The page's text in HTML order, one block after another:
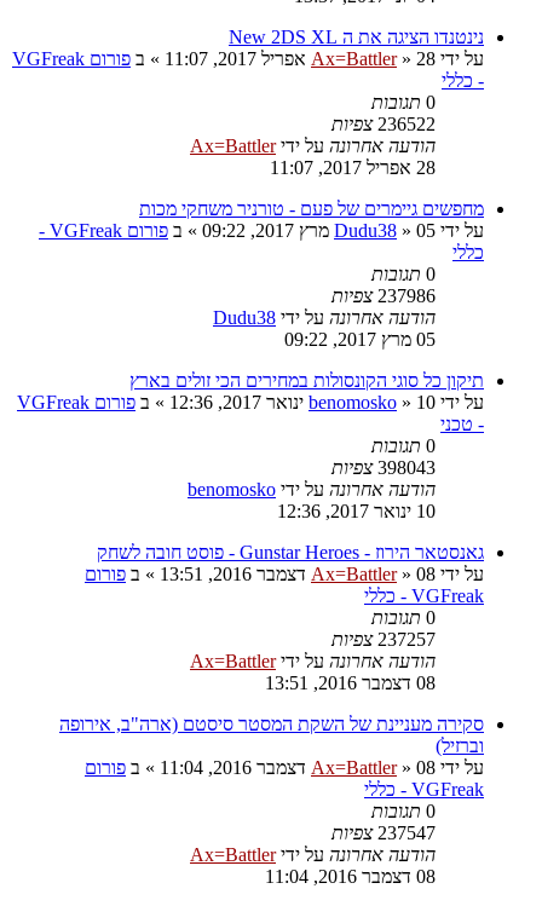
נינטנדו הציגה את ה New 2DS XL
על ידי
Ax=Battler» 28 אפריל 2017, 11:07 » ב
פורום VGFreak
- כללי
0 תגובות
236522 צפיות
הודעה אחרונה על ידיAx=Battler
28 אפריל 2017, 11:07
מחפשים גיימרים של פעם - טורניר משחקי מכות
על ידי
Dudu38 » 05 מרץ 2017, 09:22 » ב
פורום VGFreak -
כללי
0 תגובות
237986 צפיות
הודעה אחרונה על ידי Dudu38
05 מרץ 2017, 09:22
תיקון כל סוגי הקונסולות במחירים הכי זולים בארץ
על ידי
benomosko » 10 ינואר 2017, 12:36 » ב
פורום VGFreak
- טכני
0 תגובות
398043 צפיות
הודעה אחרונה על ידי benomosko
10 ינואר 2017, 12:36
גאנסטאר הירוז - Gunstar Heroes - פוסט חובה לשחק
על ידי
Ax=Battler» 08 דצמבר 2016, 13:51 » ב פורום
VGFreak - כללי
0 תגובות
237257 צפיות
הודעה אחרונה על ידיAx=Battler
08 דצמבר 2016, 13:51
סקירה מעניינת של השקת המסטר סיסטם (ארה"ב, אירופה
וברזיל)
על ידי
Ax=Battler» 08 דצמבר 2016, 11:04 » ב פורום
VGFreak - כללי
0 תגובות
237547 צפיות
הודעה אחרונה על ידיAx=Battler
08 דצמבר 2016, 11:04